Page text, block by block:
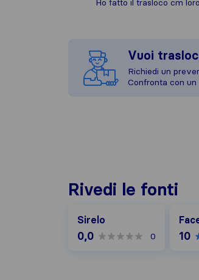
Ho fatto il trasloco cm
Vuoi
Richiedi un
Confronta con
Rivedi le fonti
Sirelo
0,0 0 10